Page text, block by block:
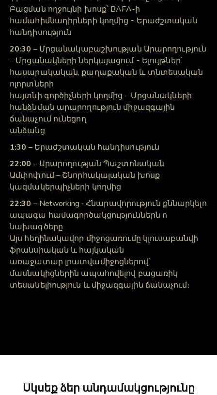
Բացման ողջույնի խոսք՝ BAFA-ի
համահիմնադիրների կողմից ⁃ Երաժշտական
հանդիսություն
20:30 – Մրցանակաբաշխության Արարողություն
– Մրցանակների ներկայացում ⁃ Ելույթներ՝
հասարակական, քաղաքական և տնտեսական
ոլորտների
հայտնի գործիչների կողմից – Մրցանակների
հանձնման արարողություն միջազգային
ճանաչում ունեցող
անձանց
1:30 – Երաժշտական հանդիսություն
22:00 – Արարողության Պաշտոնական
Ամփոփում – Շնորհակալական խոսք
կազմակերպիչների կողմից
22:30 – Networking ⁃ Հնարավորություն քննարկելո
ապագա համագործակցություններն ո
նախագծերը
Այս հեղինակավոր միջոցառումը կլուսաբանվի
ֆրանսիական և հայկական
առաջատար լրատվամիջոցներով՝
մասնակիցներին ապահովելով բացառիկ
տեսանելիություն և միջազգային ճանաչում։
Սկսեք ձեր անդամակցությունը